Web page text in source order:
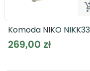
Komoda NIKO NIKK33
269,00 zł